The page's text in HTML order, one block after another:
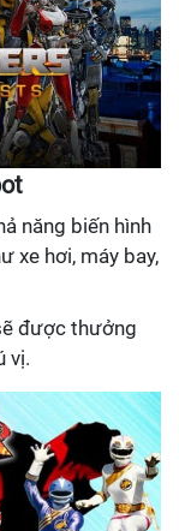
năng biến hình
xe hơi, máy bay,
được thưởng
vị.